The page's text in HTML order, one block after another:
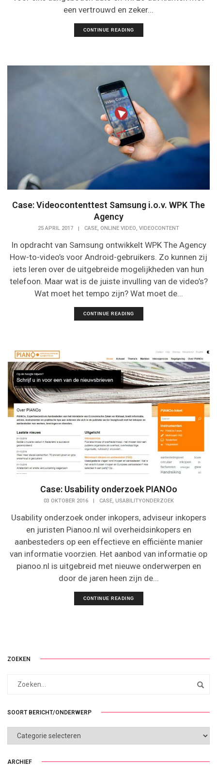
een vertrouwd en zeker...
CONTINUE READING
Case: Videocontenttest Samsung i.o.v. WPK The
Agency
25 APRIL 2017 | CASE, ONLINE VIDEO, VIDEOCONTENT
In opdracht van Samsung ontwikkelt WPK The Agency
How-to-video’s voor Android-gebruikers. Zo kunnen zij
iets leren over de uitgebreide mogelijkheden van hun
telefoon. Maar wat is de juiste invulling van de video’s?
Wat moet het tempo zijn? Wat moet de...
CONTINUE READING
Case: Usability onderzoek PIANOo
03 OKTOBER 2016 CASE, USABILITYONDERZOEK
Usability onderzoek onder inkopers, adviseur inkopers
en juristen Pianoo.nl wil overheidsinkopers en
aanbesteders op een effectieve en efficiënte manier
van informatie voorzien. Het aanbod van informatie op
pianoo.nl is uitgebreid met nieuwe onderwerpen en
door de jaren heen zijn de...
CONTINUE READING
ZOEKEN
SOORT BERICHT/ONDERWERP
SOORT
BERICHT/ONDERWERP
ARCHIEF